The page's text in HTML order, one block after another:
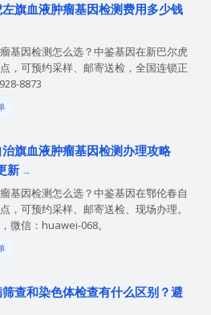
旗血液肿瘤基因检测费用多少钱
基因检测怎么选？中鉴基因在新巴尔虎
，可预约采样、邮寄送检，全国连锁正
8873
旗血液肿瘤基因检测办理攻略
新
基因检测怎么选？中鉴基因在鄂伦春自
，可预约采样、邮寄送检、现场办理。
微信：huawei-068。
查和染色体检查有什么区别？避